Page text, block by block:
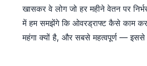
खासकर वे लोग जो हर महीने वेतन पर
में हम समझेंगे कि ओवरड्राफ्ट कैसे काम
महंगा क्यों है, और सबसे महत्वपूर्ण —